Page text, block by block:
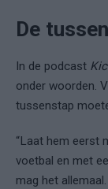
De
In de podcast
onder woorden.
tussenstap
“Laat hem eerst
voetbal en met
mag het